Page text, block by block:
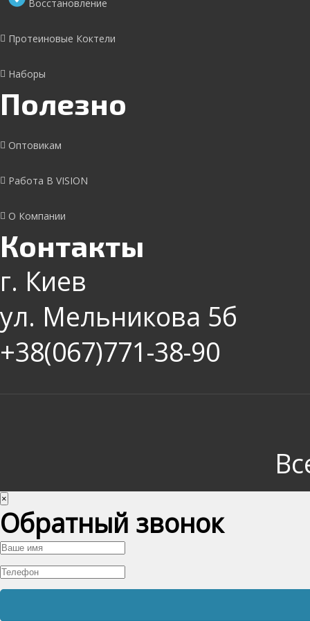
Восстановление
Протеиновые Коктели
Наборы
Полезно
Оптовикам
Работа В VISION
О Компании
Контакты
г. Киев
ул. Мельникова 5б
+38(067)771-38-90
×
Обратный звонок